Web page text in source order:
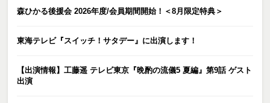
森ひかる後援会 2026年度/会員期間開始！＜8月限定特典＞
東海テレビ『スイッチ！サタデー』に出演します！
【出演情報】工藤遥 テレビ東京『晩酌の流儀5 夏編』第9話 ゲスト
出演